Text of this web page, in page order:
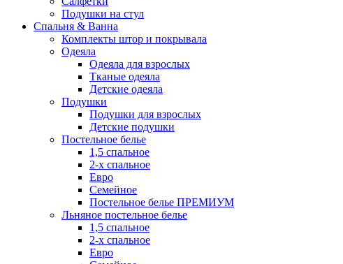
Подушки на стул
Спальня & Ванна
Комплекты штор и покрывала
Одеяла
Одеяла для взрослых
Тканые одеяла
Детские одеяла
Подушки
Подушки для взрослых
Детские подушки
Постельное белье
1,5 спальное
2-х спальное
Евро
Семейное
Постельное белье ПРЕМИУМ
Льняное постельное белье
1,5 спальное
2-х спальное
Евро